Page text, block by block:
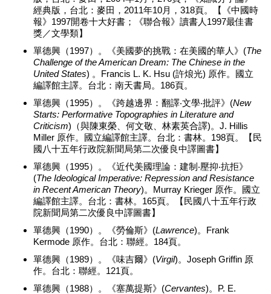
經典版，台北：麥田，2011年10月，318頁。【《中國時
報》1997開卷十大好書；《聯合報》讀書人1997最佳書
獎／文學類】
單德興（1997）。《美國夢的挑戰：在美國的華人》(The
Challenge of the American Dream: The Chinese in the
United States) 。Francis L. K. Hsu (許烺光) 原作。國立
編譯館主譯。台北：南天書局。186頁。
單德興（1995）。《跨越邊界：翻譯‧文學‧批評》(New
Starts: Performative Topographies in Literature and
Criticism)（與陳東榮、何文敬、林素英合譯)。J. Hillis
Miller 原作。國立編譯館主譯。台北：書林。198頁。【民
國八十五年行政院新聞局第二次優良中譯圖書】
單德興（1995）。《近代美國理論：建制‧壓抑‧抗拒》
(The Ideological Imperative: Repression and Resistance
in Recent American Theory)。Murray Krieger 原作。國立
編譯館主譯。台北：書林。165頁。【民國八十五年行政
院新聞局第二次優良中譯圖書】
單德興（1990）。《勞倫斯》(Lawrence)。Frank
Kermode 原作。台北：聯經。184頁。
單德興（1989）。《味吉爾》(Virgil)。Joseph Griffin 原
作。台北：聯經。121頁。
單德興（1988）。《塞萬提斯》(Cervantes)。P. E.